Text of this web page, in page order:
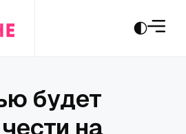
будет
на